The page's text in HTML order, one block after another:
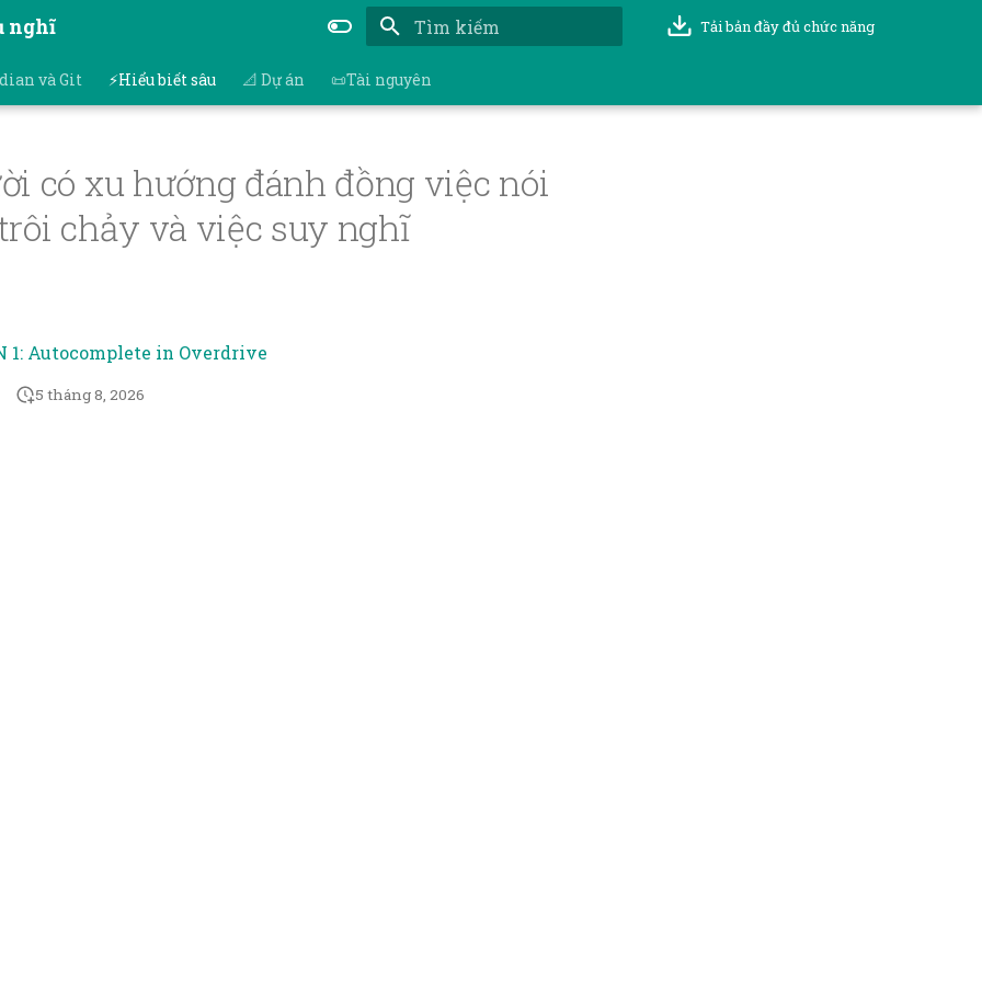
nghĩ Tải bản đầy đủ chức năng
và Git ⚡Hiểu biết sâu 📐 Dự án 📜Tài nguyên
có xu hướng đánh đồng việc nói
chảy và việc suy nghĩ
1: Autocomplete in Overdrive
5 tháng 8, 2026